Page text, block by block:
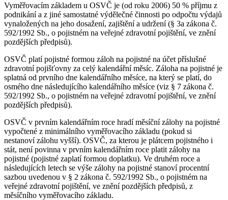
Vyměřovacím základem u OSVČ je (od roku 2006) 50 % příjmu z
podnikání a z jiné samostatné výdělečné činnosti po odpočtu výdajů
vynaložených na jeho dosažení, zajištění a udržení (§ 3a zákona č.
592/1992 Sb., o pojistném na veřejné zdravotní pojištění, ve znění
pozdějších předpisů).
OSVČ platí pojistné formou záloh na pojistné na účet příslušné
zdravotní pojišťovny za celý kalendářní měsíc. Záloha na pojistné je
splatná od prvního dne kalendářního měsíce, na který se platí, do
osmého dne následujícího kalendářního měsíce (viz § 7 zákona č.
592/1992 Sb., o pojistném na veřejné zdravotní pojištění, ve znění
pozdějších předpisů).
OSVČ v prvním kalendářním roce hradí měsíční zálohy na pojistné
vypočtené z minimálního vyměřovacího základu (pokud si
nestanoví zálohu vyšší). OSVČ, za kterou je plátcem pojistného i
stát, není povinna v prvním kalendářním roce platit zálohy na
pojistné (pojistné zaplatí formou doplatku). Ve druhém roce a
následujících letech se výše zálohy na pojistné stanoví procentní
sazbou uvedenou v § 2 zákona č. 592/1992 Sb., o pojistném na
veřejné zdravotní pojištění, ve znění pozdějších předpisů, z
měsíčního vyměřovacího základu.